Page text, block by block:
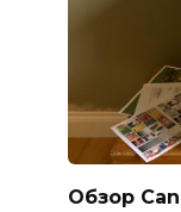
Обзор